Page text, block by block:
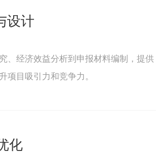
设计
、经济效益分析到申报材料编制，提供
项目吸引力和竞争力。
化